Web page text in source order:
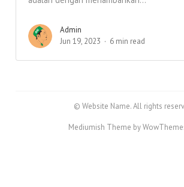
Admin
Jun 19, 2023
6 min read
© Website Name. All rights
Mediumish Theme by